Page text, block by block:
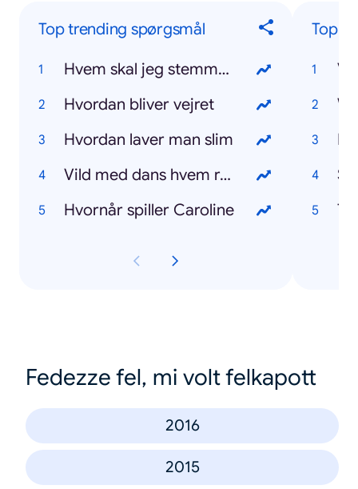
Top trending spørgsmål
Hvem skal jeg stemme på
Hvordan bliver vejret
Hvordan laver man slim
Vild med dans hvem røg ud
Hvornår spiller Caroline
Top
Fedezze fel, mi volt felkapott
2016
2015